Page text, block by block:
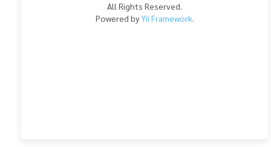
All Rights Reserved.
Powered byYii Framework.